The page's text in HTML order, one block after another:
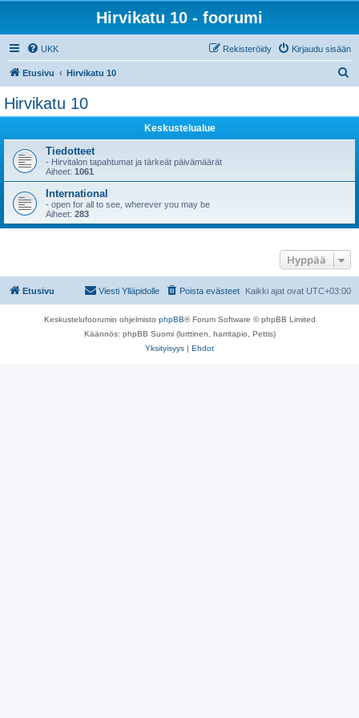
Hirvikatu 10 - foorumi
UKK Kirjaudu sisään
Rekisteröidy
Etusivu Hirvikatu 10
Hirvikatu 10
Keskustelualue
Tiedotteet
- Hirvitalon tapahtumat ja tärkeät päivämäärät
Aiheet: 1061
International
- open for all to see, wherever you may be
Aiheet: 283
Hyppää
Etusivu Kaikki ajat ovat UTC+03:00
Poista evästeet
Viesti Ylläpidolle
Keskustelufoorumin ohjelmisto phpBB® Forum Software © phpBB Limited
Käännös: phpBB Suomi (lurttinen, harritapio, Pettis)
Yksityisyys | Ehdot